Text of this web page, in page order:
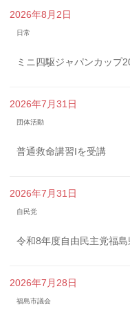
2026年8月2日
日常
ミニ四駆ジャパンカップ
2026年7月31日
団体活動
普通救命講習Iを受講
2026年7月31日
自民党
令和8年度自由民主党福
2026年7月28日
福島市議会